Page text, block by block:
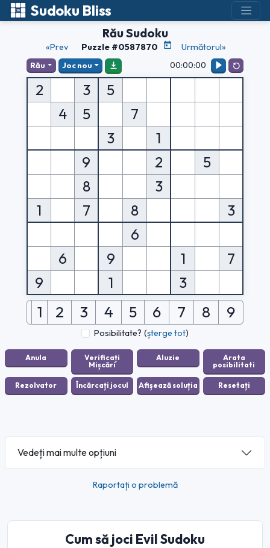
Sudoku Bliss
Rău Sudoku
«Prev Puzzle #0587870 Următorul»
Rău Joc nou 00:00:00
2 3
5
4
5
7
3
1
9
2
5
8
3
1
7 8
3
6
6
9 1
7
9
1 3
1 2 3 4 5 6 7 8 9
Posibilitate? (șterge tot)
Vedeți mai multe opțiuni
Raportați o problemă
Cum să joci Evil Sudoku